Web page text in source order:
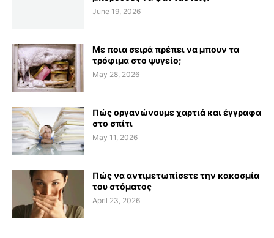
June 19, 2026
Με ποια σειρά πρέπει να μπουν τα
τρόφιμα στο ψυγείο;
May 28, 2026
Πώς οργανώνουμε χαρτιά και έγγραφα
στο σπίτι
May 11, 2026
Πώς να αντιμετωπίσετε την κακοσμία
του στόματος
April 23, 2026